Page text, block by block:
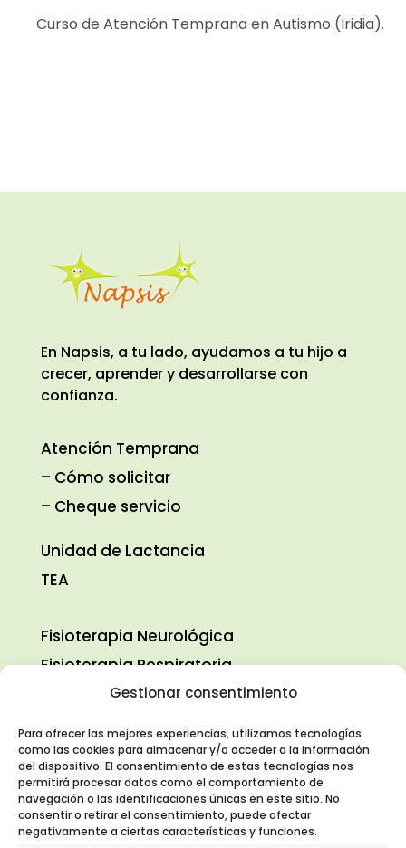
Gestionar consentimiento
Para ofrecer las mejores experiencias, utilizamos tecnologías
como las cookies para almacenar y/o acceder a la información
del dispositivo. El consentimiento de estas tecnologías nos
permitirá procesar datos como el comportamiento de
navegación o las identificaciones únicas en este sitio. No
consentir o retirar el consentimiento, puede afectar
negativamente a ciertas características y funciones.
Curso de Atención Temprana en Autismo (Iridia).
En Napsis, a tu lado, ayudamos a tu hijo a
crecer, aprender y desarrollarse con
confianza.
Atención Temprana
– Cómo solicitar
– Cheque servicio
Unidad de Lactancia
TEA
Fisioterapia Neurológica
Fisioterapia Respiratoria
Fisioterapia Pediátrica
Terapia Ocupacional
Psicología
 C/ Valcarlos, 9 local 5. 28050 Madrid